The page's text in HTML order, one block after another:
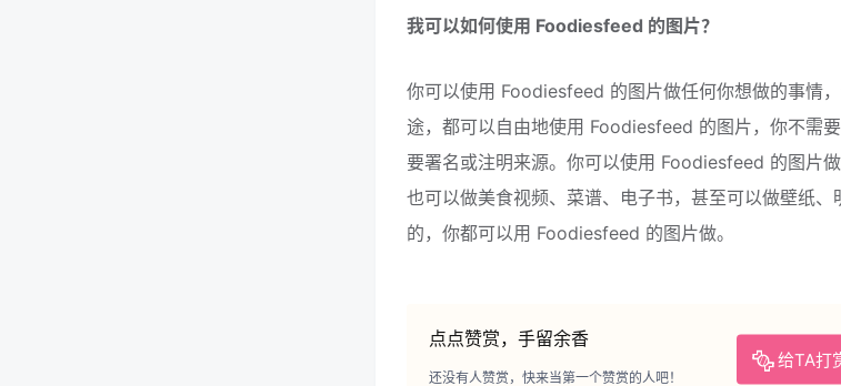
我可以如何使用 Foodiesfeed 的图片？
你可以使用 Foodiesfeed 的图片做任何你想做的事情
途，都可以自由地使用 Foodiesfeed 的图片，你不需
要署名或注明来源。你可以使用 Foodiesfeed 的图片做
也可以做美食视频、菜谱、电子书，甚至可以做壁纸、
的，你都可以用 Foodiesfeed 的图片做。
点点赞赏，手留余香
给TA打
还没有人赞赏，快来当第一个赞赏的人吧！